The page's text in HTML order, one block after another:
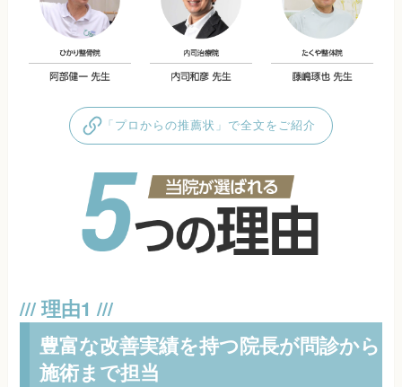
「プロからの推薦状」で全文をご紹介
豊富な改善実績を持つ院長が問診から
施術まで担当